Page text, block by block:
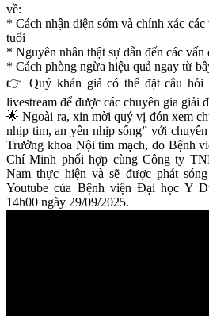
về:
* Cách nhận diện sớm và chính xác
tuổi
* Nguyên nhân thật sự dẫn đến các vấn
* Cách phòng ngừa hiệu quả ngay từ
👉 Quý khán giả có thể đặt câu hỏi
livestream để được các chuyên gia giải
🌟 Ngoài ra, xin mời quý vị đón xem
nhịp tim, an yên nhịp sống” với
Trưởng khoa Nội tim mạch, do Bệnh
Chí Minh phối hợp cùng Công ty
Nam thực hiện và sẽ được phát
Youtube của Bệnh viện Đại học Y
14h00 ngày 29/09/2025.